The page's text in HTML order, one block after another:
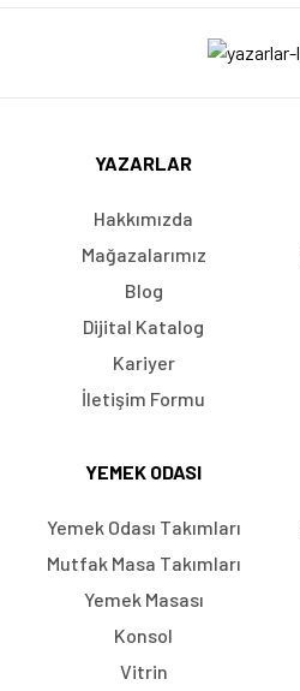
YAZARLAR
Hakkımızda
Mağazalarımız
Blog
Dijital Katalog
Kariyer
İletişim Formu
YEMEK ODASI
Yemek Odası Takımları
Mutfak Masa Takımları
Yemek Masası
Konsol
Vitrin